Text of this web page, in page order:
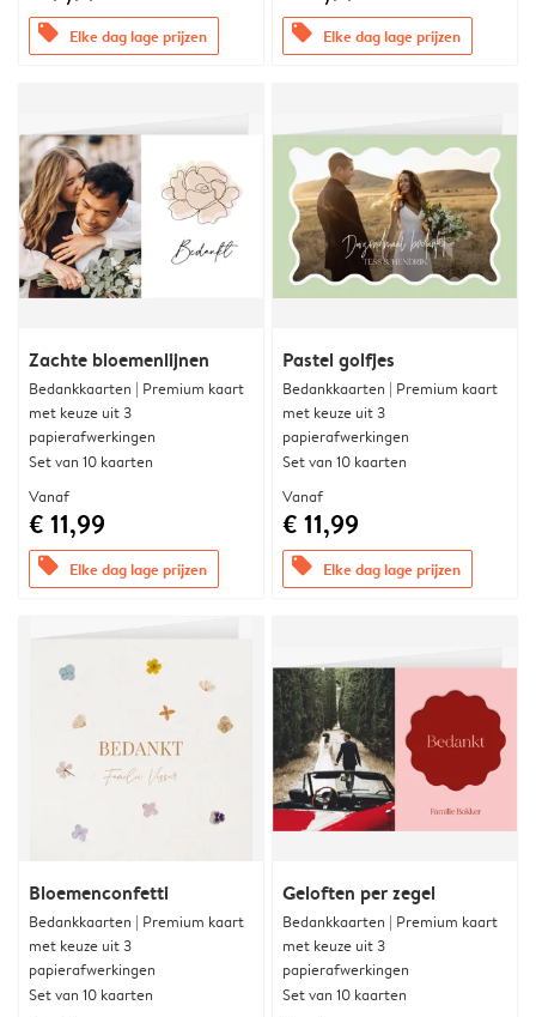
offers Elke dag lage prijzen offers Elke dag lage prijzen
Zachte bloemenlijnen
Bedankkaarten | Premium kaart
met keuze uit 3
papierafwerkingen
Set van 10 kaarten
Vanaf
€ 11,99
offers Elke dag lage prijzen
Pastel golfjes
Bedankkaarten | Premium kaart
met keuze uit 3
papierafwerkingen
Set van 10 kaarten
Vanaf
€ 11,99
offers Elke dag lage prijzen
Bloemenconfetti
Bedankkaarten | Premium kaart
met keuze uit 3
papierafwerkingen
Set van 10 kaarten
Geloften per zegel
Bedankkaarten | Premium kaart
met keuze uit 3
papierafwerkingen
Set van 10 kaarten